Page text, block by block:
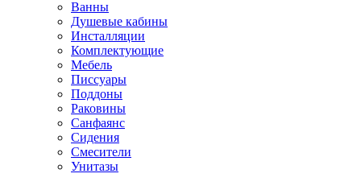
Ванны
Душевые кабины
Инсталляции
Комплектующие
Мебель
Писсуары
Поддоны
Раковины
Санфаянс
Сидения
Смесители
Унитазы